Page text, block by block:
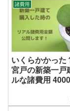
諸費用
いくらかかった
宮戸の新築一戸
ルな諸費用